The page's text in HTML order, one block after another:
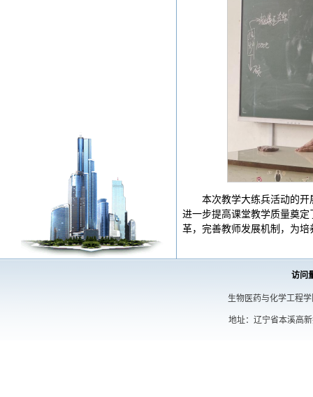
本次教学大练兵活动的
进一步提高课堂教学质量奠
革，完善教师发展机制，为
访问
生物医药与化学工程学
地址：辽宁省本溪高